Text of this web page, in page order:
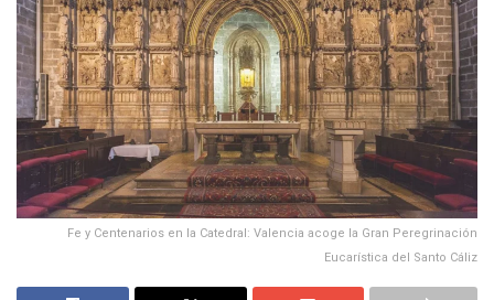
Fe y Centenarios en la Catedral: Valencia acoge la Gran Peregrinación
Eucarística del Santo Cáliz